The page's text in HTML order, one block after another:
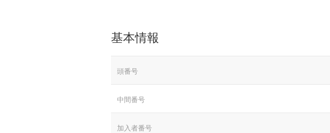
基本情報
頭番号
中間番号
加入者番号